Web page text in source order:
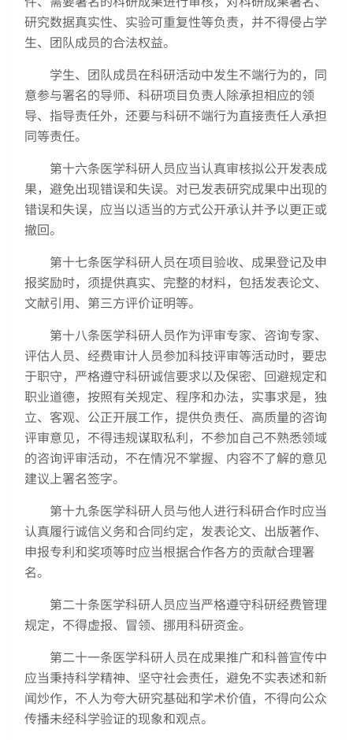
研究数据真实性、实验可重复性等负责，并不得侵占学
生、团队成员的合法权益。
学生、团队成员在科研活动中发生不端行为的，同
意参与署名的导师、科研项目负责人除承担相应的领
导、指导责任外，还要与科研不端行为直接责任人承担
同等责任。
第十六条医学科研人员应当认真审核拟公开发表成
果，避免出现错误和失误。对已发表研究成果中出现的
错误和失误，应当以适当的方式公开承认并予以更正或
撤回。
第十七条医学科研人员在项目验收、成果登记及申
报奖励时，须提供真实、完整的材料，包括发表论文、
文献引用、第三方评价证明等。
第十八条医学科研人员作为评审专家、咨询专家、
评估人员、经费审计人员参加科技评审等活动时，要忠
于职守，严格遵守科研诚信要求以及保密、回避规定和
职业道德，按照有关规定、程序和办法，实事求是，独
立、客观、公正开展工作，提供负责任、高质量的咨询
评审意见，不得违规谋取私利，不参加自己不熟悉领域
的咨询评审活动，不在情况不掌握、内容不了解的意见
建议上署名签字。
第十九条医学科研人员与他人进行科研合作时应当
认真履行诚信义务和合同约定，发表论文、出版著作、
申报专利和奖项等时应当根据合作各方的贡献合理署
名。
第二十条医学科研人员应当严格遵守科研经费管理
规定，不得虚报、冒领、挪用科研资金。
第二十一条医学科研人员在成果推广和科普宣传中
应当秉持科学精神、坚守社会责任，避免不实表述和新
闻炒作，不人为夸大研究基础和学术价值，不得向公众
传播未经科学验证的现象和观点。